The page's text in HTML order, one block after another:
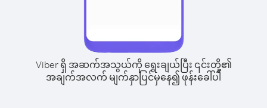
Viber ရှိ အဆက်အသွယ်ကို ရွေးချယ်ပြီး ၎င်းတို့၏
အချက်အလက် မျက်နှာပြင်မှနေ၍ ဖုန်းခေါ်ပါ